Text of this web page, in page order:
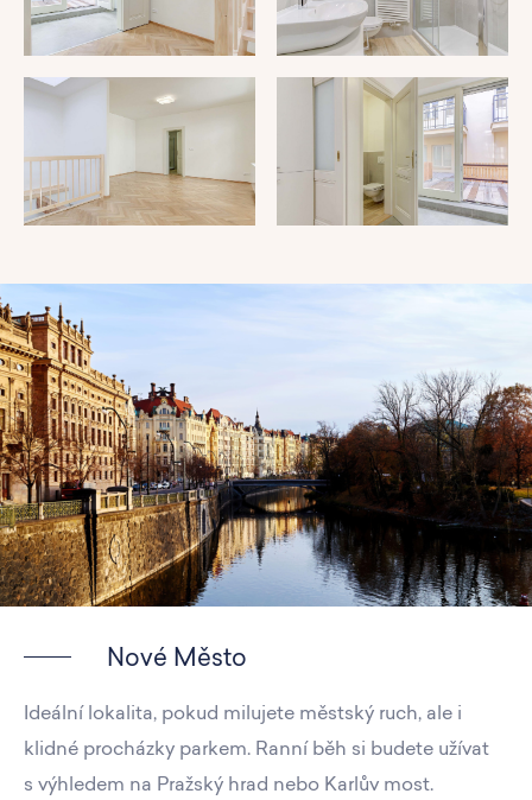
Nové Město
Ideální lokalita, pokud milujete městský ruch, ale i
klidné procházky parkem. Ranní běh si budete užívat
s výhledem na Pražský hrad nebo Karlův most.